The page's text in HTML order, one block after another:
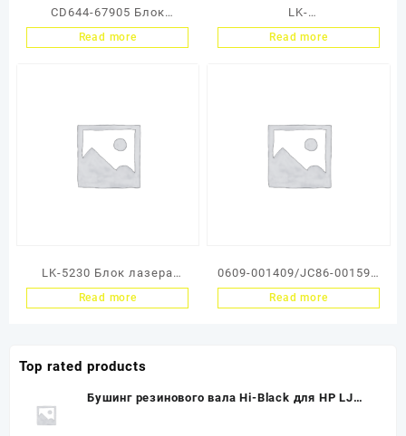
CD644-67905 Блок
сканера (лазер) HP LJ
Read more
LK-
130/302HS93090/302HS93
Read more
LK-5230 Блок лазера
(Тех.упак.) Kyocera
6
Read more
0609-001409/JC86-00159C
Сканирующая линейка
Read more
Top rated products
Бушинг резинового вала Hi-Black для HP LJ